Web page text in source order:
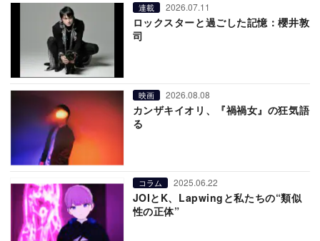
連載 2026.07.11
ロックスターと過ごした記憶：櫻井敦
司
映画 2026.08.08
カンザキイオリ、『禍禍女』の狂気語
る
コラム 2025.06.22
JOIとK、Lapwingと私たちの“類似
性の正体”